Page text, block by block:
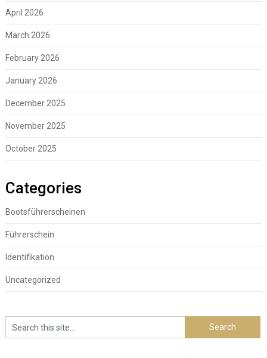
April 2026
March 2026
February 2026
January 2026
December 2025
November 2025
October 2025
Categories
Bootsführerscheinen
Führerschein
Identifikation
Uncategorized